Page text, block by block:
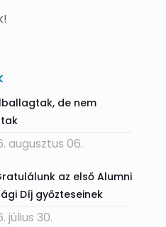
de nem
augusztus 06.
az első Alumni
Díj győzteseinek
július 30.